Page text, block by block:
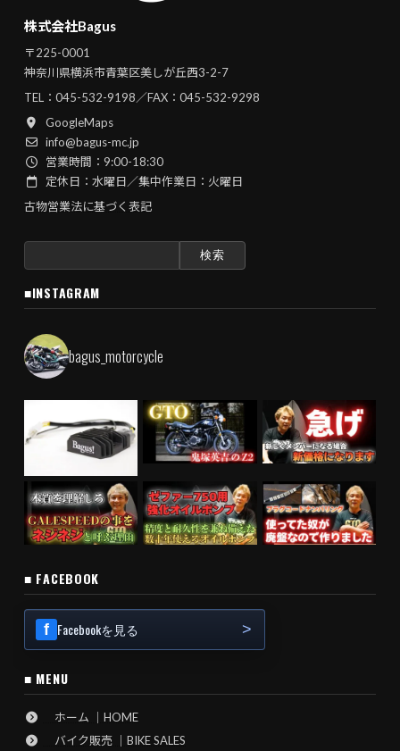
株式会社Bagus
〒225-0001
神奈川県横浜市青葉区美しが丘西3-2-7
TEL： 045-532-9198／FAX：045-532-9298
GoogleMaps
info@bagus-mc.jp
営業時間：9:00-18:30
定休日：水曜日／集中作業日：火曜日
古物営業法に基づく表記
検
■INSTAGRAM
bagus_motorcycle
■ FACEBOOK
Facebookを見る
■ MENU
ホーム ｜HOME
バイク販売 ｜BIKE SALES